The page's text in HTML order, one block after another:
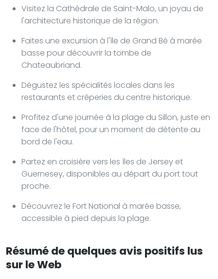
Visitez la Cathédrale de Saint-Malo, un joyau de
l'architecture historique de la région.
Faites une excursion à l'île de Grand Bé à marée
basse pour découvrir la tombe de
Chateaubriand.
Dégustez les spécialités locales dans les
restaurants et crêperies du centre historique.
Profitez d'une journée à la plage du Sillon, juste en
face de l'hôtel, pour un moment de détente au
bord de l'eau.
Partez en croisière vers les îles de Jersey et
Guernesey, disponibles au départ du port tout
proche.
Découvrez le Fort National à marée basse,
accessible à pied depuis la plage.
Résumé de quelques avis positifs lus
sur le Web